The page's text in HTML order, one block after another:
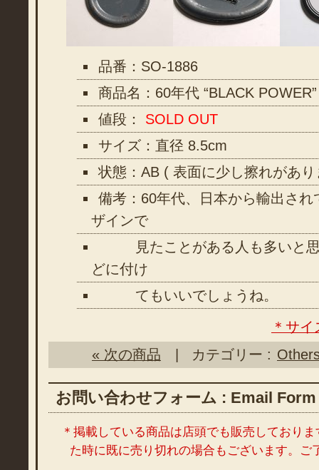
品番：SO-1886
商品名：60年代 “BLACK
値段：
SOLD OUT
サイズ：直径 8.5cm
状態：AB ( 表面に少し擦れがあ
備考：60年代、日本から輸出さ
ザインで
見たことがある人も多いと思
どに付け
てもいいでしょうね。
＊サ
« 次の商品
| カテゴリー :
お問い合わせフォーム : Email Form
＊掲載している商品は店頭でも販売しており
た時に既に売り切れの場合もございます。ご